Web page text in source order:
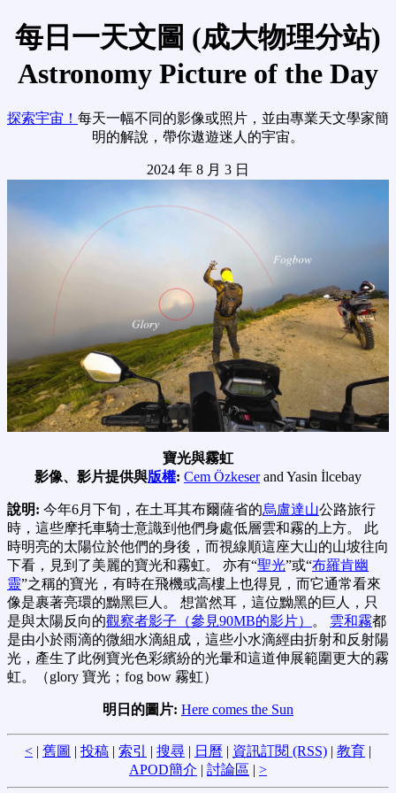
每日一天文圖 (成大物理分站)
Astronomy Picture of the Day
探索宇宙！ 每天一幅不同的影像或照片，並由專業天文學家簡
明的解說，帶你遨遊迷人的宇宙。
2024 年 8 月 3 日
寶光與霧虹
影像、影片提供與版權: Cem Özkeserand Yasin İlcebay
說明: 今年6月下旬，在土耳其布爾薩省的烏盧達山公路旅行
時，這些摩托車騎士意識到他們身處低層雲和霧的上方。 此
時明亮的太陽位於他們的身後，而視線順這座大山的山坡往向
下看，見到了美麗的寶光和霧虹。 亦有“聖光”或“布羅肯幽
靈”之稱的寶光，有時在飛機或高樓上也得見，而它通常看來
像是裹著亮環的黝黑巨人。 想當然耳，這位黝黑的巨人，只
是與太陽反向的觀察者影子（參見90MB的影片） 。 雲和霧都
是由小於雨滴的微細水滴組成，這些小水滴經由折射和反射陽
光，產生了此例寶光色彩繽紛的光暈和這道伸展範圍更大的霧
虹。（glory 寶光；fog bow 霧虹）
明日的圖片: Here comes the Sun
< | 舊圖 | 投稿 | 索引 | 搜尋 | 日曆 | 資訊訂閱 (RSS) | 教育 |
APOD簡介 | 討論區 | >